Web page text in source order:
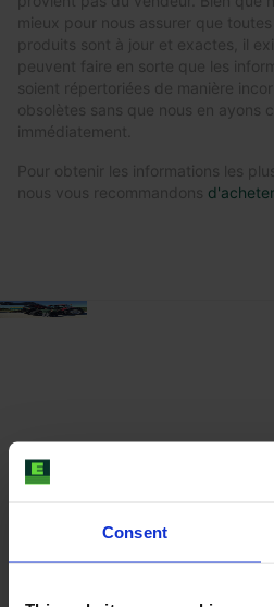
Consent
mieux pour nous assurer que
produits sont à jour et exactes, il
peuvent faire en sorte que les
soient répertoriées de manière
obsolètes sans que nous en ayons
immédiatement.
Pour obtenir les informations les
nous vous recommandons